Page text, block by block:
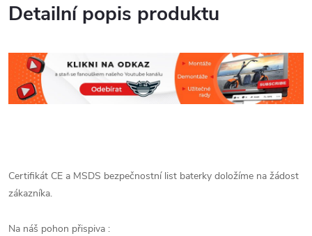
Detailní popis produktu
Certifikát CE a MSDS bezpečnostní list baterky doložíme na žádost
zákazníka.
Na náš pohon přispiva :